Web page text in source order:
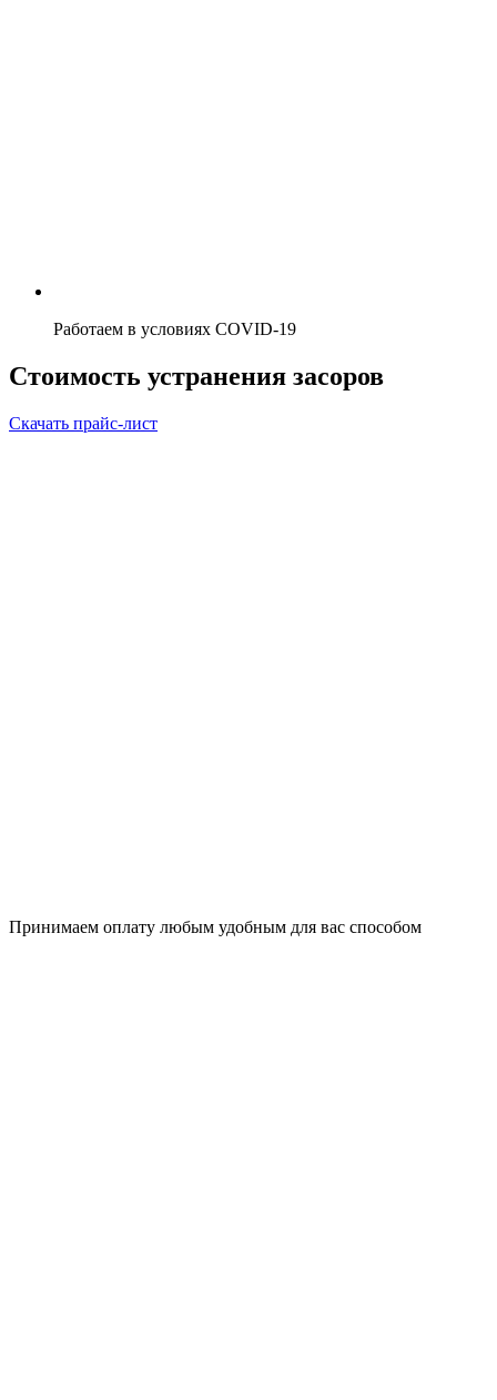
Работаем в условиях COVID-19
Стоимость устранения засоров
Скачать прайс-лист
Принимаем оплату любым удобным для вас способом